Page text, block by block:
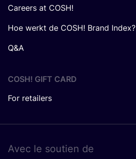
Careers at COSH!
Hoe werkt de COSH! Brand Index?
Q&A
COSH! GIFT CARD
For retailers
Avec le sou­tien de